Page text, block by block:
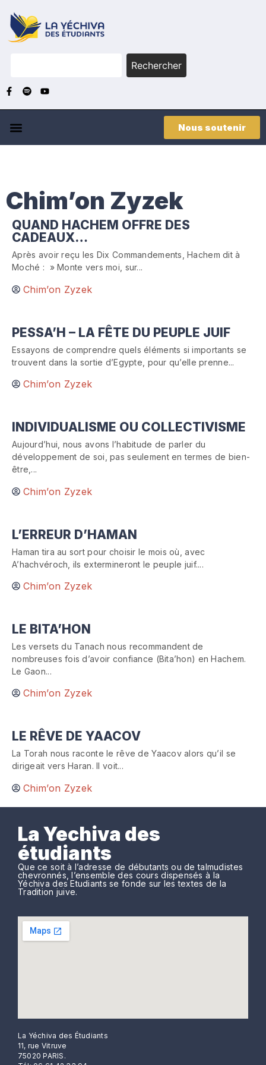
Rechercher
Nous soutenir
Chim’on Zyzek
QUAND HACHEM OFFRE DES
CADEAUX…
Après avoir reçu les Dix Commandements, Hachem dit à
Moché : » Monte vers moi, sur...
Chim’on Zyzek
PESSA’H – LA FÊTE DU PEUPLE JUIF
Essayons de comprendre quels éléments si importants se
trouvent dans la sortie d’Egypte, pour qu’elle prenne...
Chim’on Zyzek
INDIVIDUALISME OU COLLECTIVISME
Aujourd’hui, nous avons l’habitude de parler du
développement de soi, pas seulement en termes de bien-
être,...
Chim’on Zyzek
L’ERREUR D’HAMAN
Haman tira au sort pour choisir le mois où, avec
A’hachvéroch, ils extermineront le peuple juif....
Chim’on Zyzek
LE BITA’HON
Les versets du Tanach nous recommandent de
nombreuses fois d’avoir confiance (Bita’hon) en Hachem.
Le Gaon...
Chim’on Zyzek
LE RÊVE DE YAACOV
La Torah nous raconte le rêve de Yaacov alors qu’il se
dirigeait vers Haran. Il voit...
Chim’on Zyzek
La Yechiva des
étudiants
Que ce soit à l’adresse de débutants ou de talmudistes
chevronnés, l’ensemble des cours dispensés à la
Yéchiva des Etudiants se fonde sur les textes de la
Tradition juive.
La Yéchiva des Étudiants
11, rue Vitruve
75020 PARIS.